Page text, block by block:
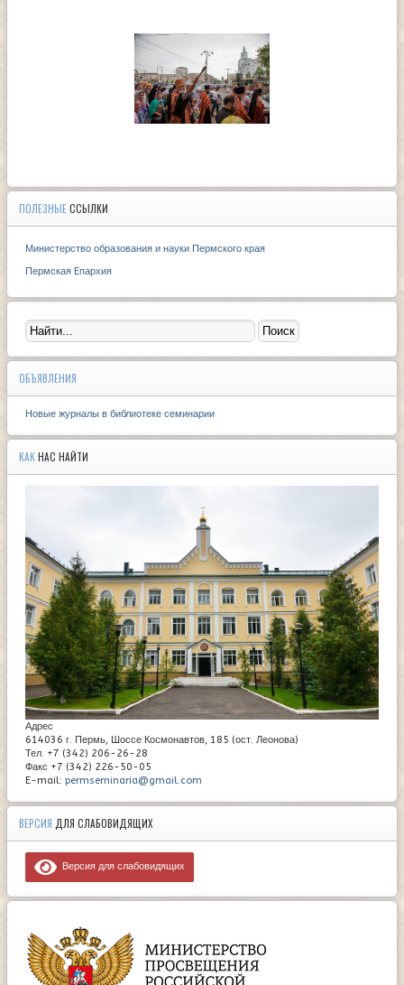
ПОЛЕЗНЫЕССЫЛКИ
Министерство образования и науки Пермского края
Пермская Eпархия
ОБЪЯВЛЕНИЯ
Новые журналы в библиотеке семинарии
КАКНАС НАЙТИ
Адрес
614036 г. Пермь, Шоссе Космонавтов, 185 (ост. Леонова)
Тел. +7 (342) 206-26-28
Факс +7 (342) 226-50-05
E-mail: permseminaria@gmail.com
ВЕРСИЯ ДЛЯ СЛАБОВИДЯЩИХ
Версия для слабовидящих